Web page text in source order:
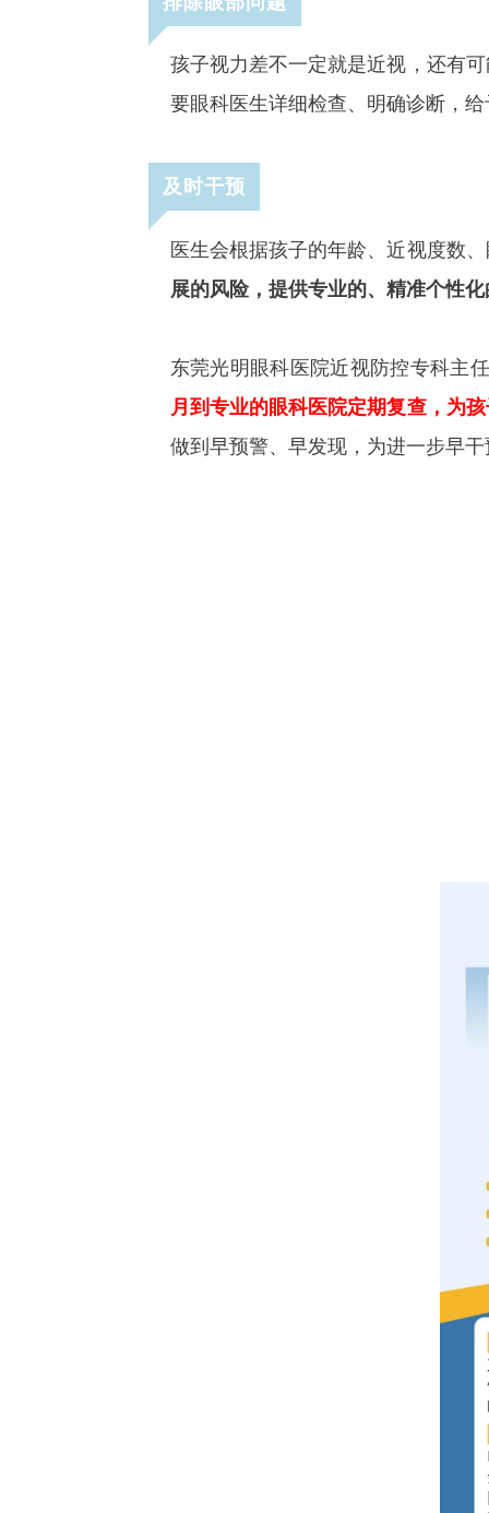
孩子视力差不一定就是近视，还有
要眼科医生详细检查、明确诊断，
及时干预
医生会根据孩子的年龄、近视度数
展的风险，提供专业的、精准个性
东莞光明眼科医院近视防控专科主
月到专业的眼科医院定期复查，为
做到早预警、早发现，为进一步早